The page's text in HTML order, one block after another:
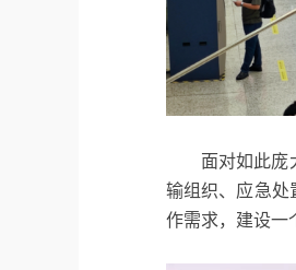
面对如此
输组织、应急
作需求，建设一